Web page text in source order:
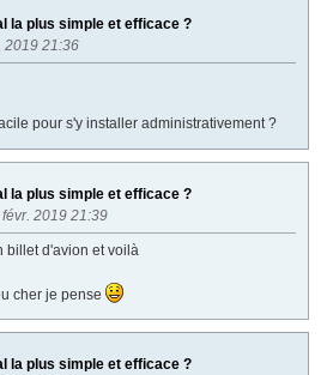
la plus simple et efficace ?
2019 21:36
pour s'y installer administrativement ?
la plus simple et efficace ?
2019 21:39
billet d'avion et voilà
cher je pense
la plus simple et efficace ?